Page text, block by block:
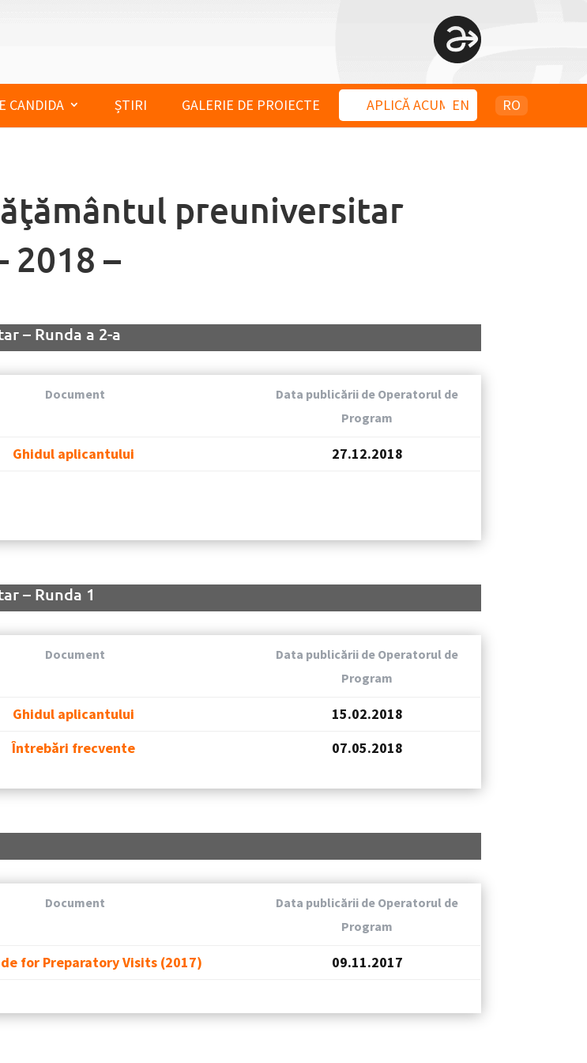
CANDIDA ȘTIRI GALERIE DE PROIECTE APLICĂ ACUM EN RO
preuniversitar
2018 –
– Runda a 2-a
Document
Data publicării de Operatorul de
Program
Ghidul aplicantului 27.12.2018
– Runda 1
Document
Data publicării de Operatorul de
Program
Ghidul aplicantului
15.02.2018
Întrebări frecvente 07.05.2018
Document
Data publicării de Operatorul de
Program
for Preparatory Visits (2017) 09.11.2017